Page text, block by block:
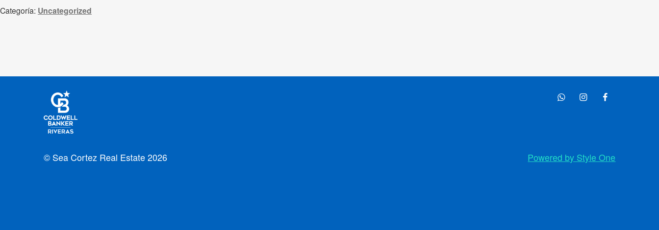
Categoría: Uncategorized
© Sea Cortez Real Estate 2026 Powered by Style One